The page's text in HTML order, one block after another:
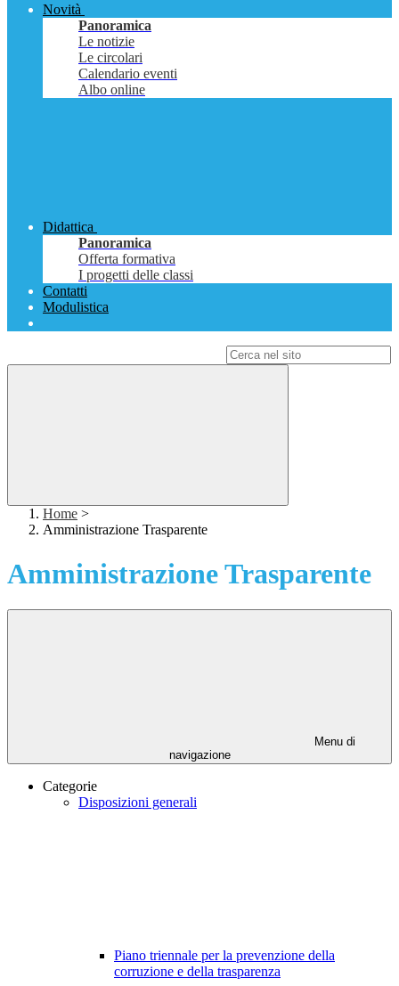
Novità
Panoramica
Le notizie
Le circolari
Calendario eventi
Albo online
Didattica
Panoramica
Offerta formativa
I progetti delle classi
Contatti
Modulistica
Home >
Amministrazione Trasparente
Amministrazione Trasparente
Menu di
navigazione
Categorie
Disposizioni generali
Piano triennale per la prevenzione della
corruzione e della trasparenza